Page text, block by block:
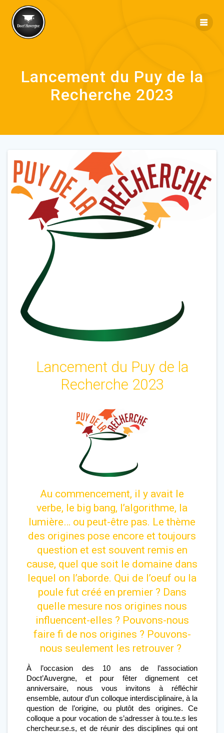
Lancement du Puy de la
Recherche 2023
Lancement du Puy de la
Recherche 2023
Au commencement, il y avait le
verbe, le big bang, l’algorithme, la
lumière… ou peut-être pas. Le thème
des origines pose encore et toujours
question et est souvent remis en
cause, quel que soit le domaine dans
lequel on l’aborde. Qui de l’oeuf ou la
poule fut créé en premier ? Dans
quelle mesure nos origines nous
influencent-elles ? Pouvons-nous
faire fi de nos origines ? Pouvons-
nous seulement les retrouver ?
À l’occasion des 10 ans de l’association
Doct’Auvergne, et pour fêter dignement cet
anniversaire, nous vous invitons à réfléchir
ensemble, autour d’un colloque interdisciplinaire, à la
question de l’origine, ou plutôt des origines. Ce
colloque a pour vocation de s’adresser à tou.te.s les
chercheur.se.s, et de réunir des disciplines qui ont